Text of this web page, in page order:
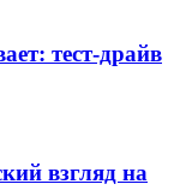
тест-драйв
взгляд на